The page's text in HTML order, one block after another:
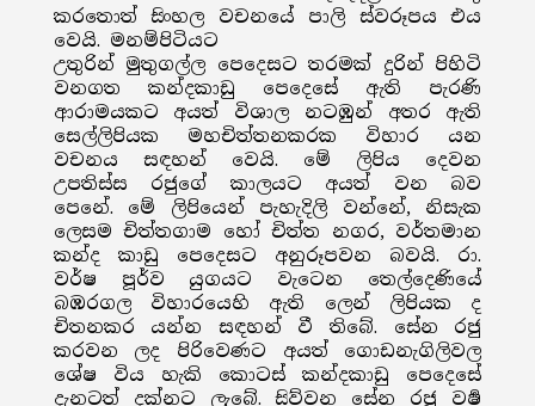
කරතොත් සිංහල වචනයේ පාලි ස්වරූපය එය
වෙයි. මනම්පිටියට
උතුරින් මුතුගල්ල පෙදෙසට තරමක් දුරින් පිහිටි
වනගත කන්දකාඩු පෙදෙසේ ඇති පැරණි
ආරාමයකට අයත් විශාල නටඹුන් අතර ඇති
සෙල්ලිපියක මහචිත්තනකරක විහාර යන
වචනය සඳහන් වෙයි. මේ ලිපිය දෙවන
උපතිස්ස රජුගේ කාලයට අයත් වන බව
පෙනේ. මේ ලිපියෙන් පැහැදිලි වන්නේ, නිසැක
ලෙසම චිත්තගාම හෝ චිත්ත නගර, වර්තමාන
කන්ද කාඩු පෙදෙසට අනුරූපවන බවයි. රා.
වර්ෂ පූර්ව යුගයට වැටෙන තෙල්දෙණියේ
බඹරගල විහාරයෙහි ඇති ලෙන් ලිපියක ද
චිතනකර යන්න සඳහන් වී තිබේ. සේන රජු
කරවන ලද පිරිවෙණට අයත් ගොඩනැගිලිවල
ශේෂ විය හැකි කොටස් කන්දකාඩු පෙදෙසේ
දැනටත් දක්නට ලැබේ. සිව්වන සේන රජු වර්‍ෂ